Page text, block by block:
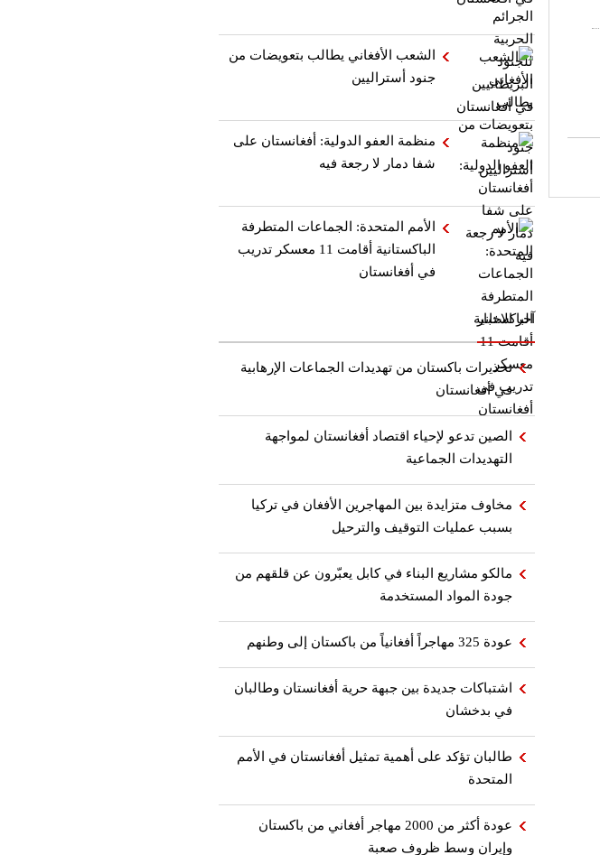
الشعب الأفغاني يطالب بتعويضات من
جنود أستراليين
منظمة العفو الدولية: أفغانستان على
شفا دمار لا رجعة فيه
الأمم المتحدة: الجماعات المتطرفة
الباكستانية أقامت 11 معسكر تدريب
في أفغانستان
آخر الاخبار
تحذيرات باكستان من تهديدات الجماعات الإرهابية
في أفغانستان
الصين تدعو لإحياء اقتصاد أفغانستان لمواجهة
التهديدات الجماعية
مخاوف متزايدة بين المهاجرين الأفغان في تركيا
بسبب عمليات التوقيف والترحيل
مالكو مشاريع البناء في كابل يعبّرون عن قلقهم من
جودة المواد المستخدمة
عودة 325 مهاجراً أفغانياً من باكستان إلى وطنهم
اشتباكات جديدة بين جبهة حرية أفغانستان وطالبان
في بدخشان
طالبان تؤكد على أهمية تمثيل أفغانستان في الأمم
المتحدة
عودة أكثر من 2000 مهاجر أفغاني من باكستان
وإيران وسط ظروف صعبة